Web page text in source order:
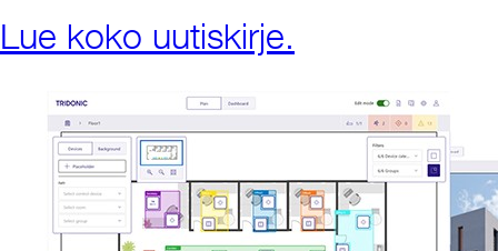
Lue koko uutiskirje.